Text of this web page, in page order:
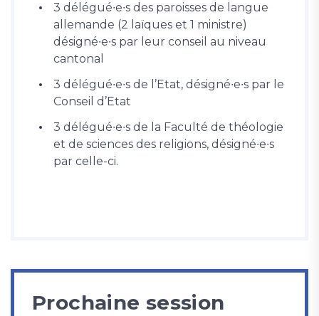
3 délégué∙e∙s des paroisses de langue
allemande (2 laïques et 1 ministre)
désigné∙e∙s par leur conseil au niveau
cantonal
3 délégué∙e∙s de l’Etat, désigné∙e∙s par le
Conseil d’Etat
3 délégué∙e∙s de la Faculté de théologie
et de sciences des religions, désigné∙e∙s
par celle-ci.
Prochaine session